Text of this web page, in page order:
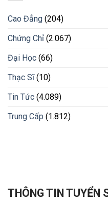
Cao Đẳng (204)
Chứng Chỉ (2.067)
Đại Học (66)
Thạc Sĩ(10)
Tin Tức (4.089)
Trung Cấp (1.812)
THÔNG TIN TUYỂN